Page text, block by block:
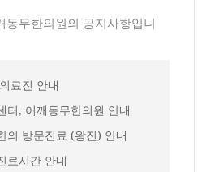
동무한의원의 공지사항입니
료진 안내
터, 어깨동무한의원 안내
의 방문진료 (왕진) 안내
료시간 안내